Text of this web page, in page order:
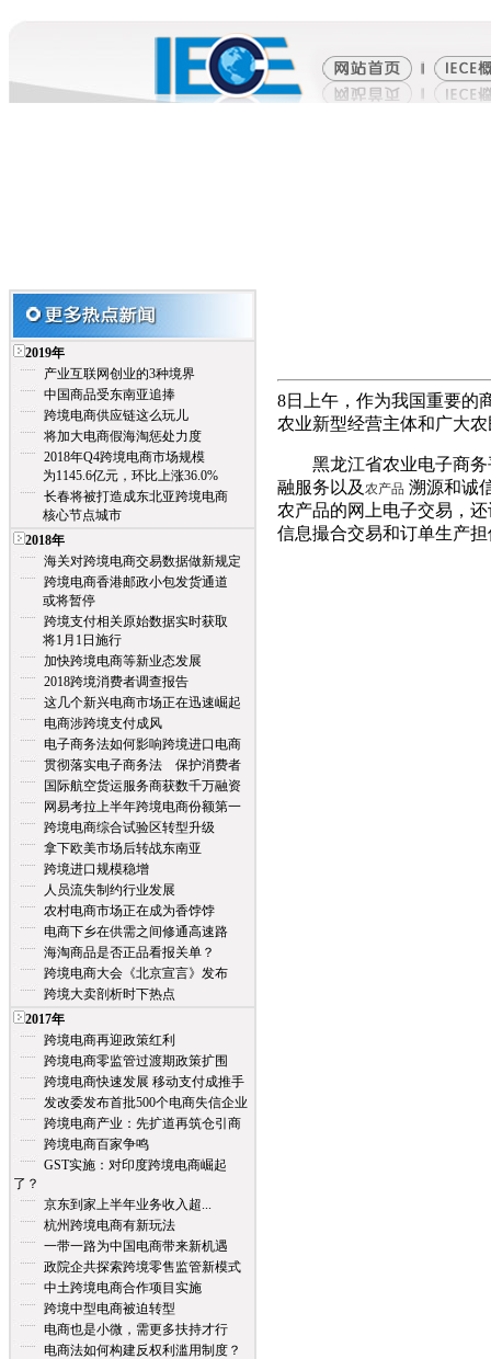
2019年
产业互联网创业的3种境界
中国商品受东南亚追捧
跨境电商供应链这么玩儿
将加大电商假海淘惩处力度
2018年Q4跨境电商市场规模
为1145.6亿元，环比上涨36.0%
长春将被打造成东北亚跨境电商
核心节点城市
2018年
海关对跨境电商交易数据做新规定
跨境电商香港邮政小包发货通道
或将暂停
跨境支付相关原始数据实时获取
将1月1日施行
加快跨境电商等新业态发展
2018跨境消费者调查报告
这几个新兴电商市场正在迅速崛起
电商涉跨境支付成风
电子商务法如何影响跨境进口电商
贯彻落实电子商务法 保护消费者
国际航空货运服务商获数千万融资
网易考拉上半年跨境电商份额第一
跨境电商综合试验区转型升级
拿下欧美市场后转战东南亚
跨境进口规模稳增
人员流失制约行业发展
农村电商市场正在成为香饽饽
电商下乡在供需之间修通高速路
海淘商品是否正品看报关单？
跨境电商大会《北京宣言》发布
跨境大卖剖析时下热点
2017年
跨境电商再迎政策红利
跨境电商零监管过渡期政策扩围
跨境电商快速发展 移动支付成推手
发改委发布首批500个电商失信企业
跨境电商产业：先扩道再筑仓引商
跨境电商百家争鸣
GST实施：对印度跨境电商崛起
了？
京东到家上半年业务收入超...
杭州跨境电商有新玩法
一带一路为中国电商带来新机遇
政院企共探索跨境零售监管新模式
中土跨境电商合作项目实施
跨境中型电商被迫转型
电商也是小微，需更多扶持才行
电商法如何构建反权利滥用制度？
8日上午，作为我国重要的
农业新型经营主体和广大
黑龙江省农业电子商务
融服务以及 农产品 溯源和诚
农产品的网上电子交易，
信息撮合交易和订单生产